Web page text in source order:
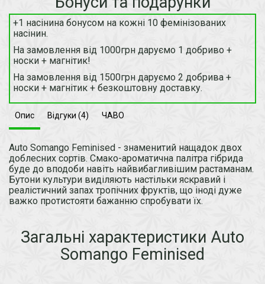
+1 насінина бонусом на кожні 10 фемінізованих
насінин.
На замовлення від 1000грн даруємо 1 добриво +
носки + магнітик!
На замовлення від 1500грн даруємо 2 добрива +
носки + магнітик + безкоштовну доставку.
Опис Відгуки (4) ЧАВО
Auto Somango Feminised - знаменитий нащадок двох
доблесних сортів. Смако-ароматична палітра гібрида
буде до вподоби навіть найвибагливішим растаманам.
Бутони культури виділяють настільки яскравий і
реалістичний запах тропічних фруктів, що іноді дуже
важко протистояти бажанню спробувати їх.
Загальні характеристики Auto
Somango Feminised